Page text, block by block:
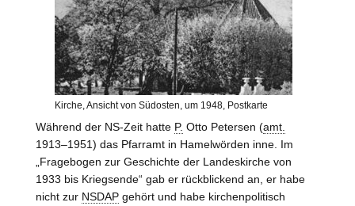
Kirche, Ansicht von Südosten, um 1948, Postkarte
Während der NS-Zeit hatte P. Otto Petersen (amt.
1913–1951) das Pfarramt in Hamelwörden inne. Im
„Fragebogen zur Geschichte der Landeskirche von
1933 bis Kriegsende“ gab er rückblickend an, er habe
nicht zur NSDAPgehört und habe kirchenpolitisch